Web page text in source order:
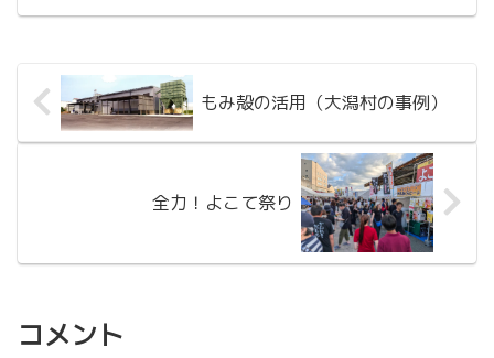
と、国道13号線沿いの車通りが多い場所
もみ殻の活用（大潟村の事例）
全力！よこて祭り
コメント